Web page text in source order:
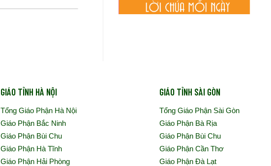
GIÁO TỈNH HÀ NỘI
Tổng Giáo Phận Hà Nội
Giáo Phận Bắc Ninh
Giáo Phận Bùi Chu
Giáo Phận Hà Tĩnh
Giáo Phận Hải Phòng
GIÁO TỈNH SÀI GÒN
Tổng Giáo Phận Sài Gòn
Giáo Phận Bà Rịa
Giáo Phận Bùi Chu
Giáo Phận Cần Thơ
Giáo Phận Đà Lạt